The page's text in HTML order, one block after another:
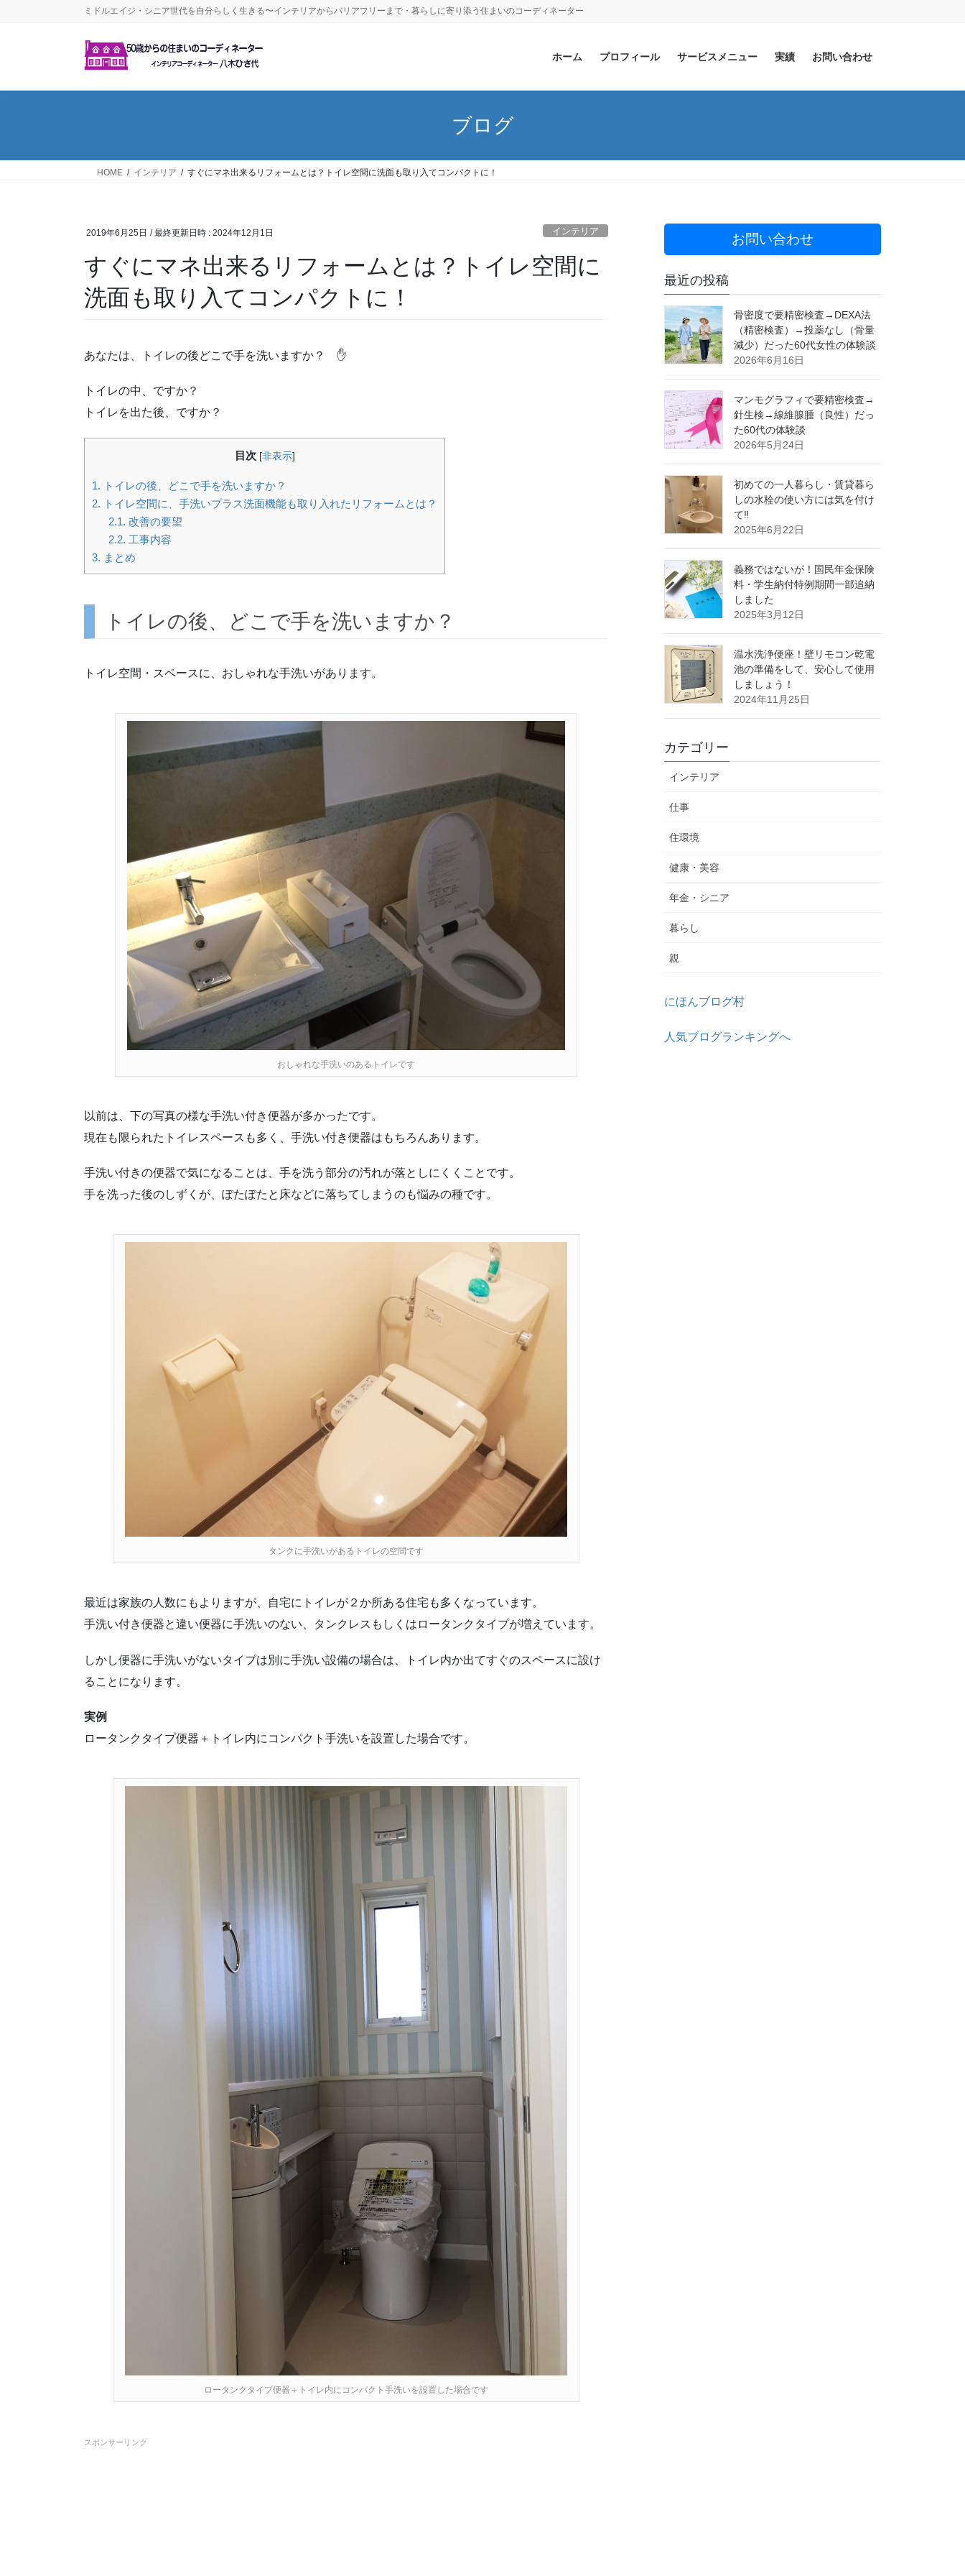
へ
プ
ョ
動
ミドルエイジ・シニア世代を自分らしく生きる〜インテリアからバリアフリーまで・暮らしに寄り添う住まいのコーディネーター
ホーム プロフィール サービスメニュー 実績 お問い合わせ
ブログ
HOME インテリア すぐにマネ出来るリフォームとは？トイレ空間に洗面も取り入てコンパクトに！
2019年6月25日 / 最終更新日時 : 2024年12月1日 インテリア
すぐにマネ出来るリフォームとは？トイレ空間に
洗面も取り入てコンパクトに！
あなたは、トイレの後どこで手を洗いますか？ ✋
トイレの中、ですか？
トイレを出た後、ですか？
目次 [非表示]
1. トイレの後、どこで手を洗いますか？
2. トイレ空間に、手洗いプラス洗面機能も取り入れたリフォームとは？
2.1. 改善の要望
2.2. 工事内容
3. まとめ
トイレの後、どこで手を洗いますか？
トイレ空間・スペースに、おしゃれな手洗いがあります。
おしゃれな手洗いのあるトイレです
以前は、下の写真の様な手洗い付き便器が多かったです。
現在も限られたトイレスペースも多く、手洗い付き便器はもちろんあります。
手洗い付きの便器で気になることは、手を洗う部分の汚れが落としにくくことです。
手を洗った後のしずくが、ぽたぽたと床などに落ちてしまうのも悩みの種です。
タンクに手洗いがあるトイレの空間です
最近は家族の人数にもよりますが、自宅にトイレが２か所ある住宅も多くなっています。
手洗い付き便器と違い便器に手洗いのない、タンクレスもしくはロータンクタイプが増えています。
しかし便器に手洗いがないタイプは別に手洗い設備の場合は、トイレ内か出てすぐのスペースに設け
ることになります。
実例
ロータンクタイプ便器＋トイレ内にコンパクト手洗いを設置した場合です。
ロータンクタイプ便器＋トイレ内にコンパクト手洗いを設置した場合です
スポンサーリンク
お問い合わせ
最近の投稿
骨密度で要精密検査→DEXA法
（精密検査）→投薬なし（骨量
減少）だった60代女性の体験談
2026年6月16日
マンモグラフィで要精密検査→
針生検→線維腺腫（良性）だっ
た60代の体験談
2026年5月24日
初めての一人暮らし・賃貸暮ら
しの水栓の使い方には気を付け
て‼
2025年6月22日
義務ではないが！国民年金保険
料・学生納付特例期間一部追納
しました
2025年3月12日
温水洗浄便座！壁リモコン乾電
池の準備をして、安心して使用
しましょう！
2024年11月25日
カテゴリー
インテリア
仕事
住環境
健康・美容
年金・シニア
暮らし
親
にほんブログ村
人気ブログランキングへ